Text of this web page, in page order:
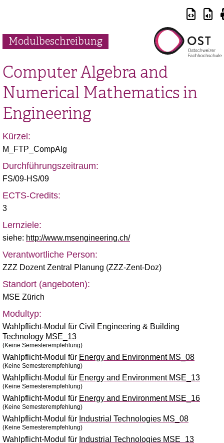
Modulbeschreibung
Computer Algebra and
Numerical Mathematics in
Engineering
Kürzel:
M_FTP_CompAlg
Durchführungszeitraum:
FS/09-HS/09
ECTS-Credits:
3
Lernziele:
siehe: http://www.msengineering.ch/
Verantwortliche Person:
ZZZ Dozent Zentral Planung (ZZZ-Zent-Doz)
Standort (angeboten):
MSE Zürich
Modultyp:
Wahlpflicht-Modul für Civil Engineering & Building
Technology MSE_13
(Keine Semesterempfehlung)
Wahlpflicht-Modul für Energy and Environment MS_08
(Keine Semesterempfehlung)
Wahlpflicht-Modul für Energy and Environment MSE_13
(Keine Semesterempfehlung)
Wahlpflicht-Modul für Energy and Environment MSE_16
(Keine Semesterempfehlung)
Wahlpflicht-Modul für Industrial Technologies MS_08
(Keine Semesterempfehlung)
Wahlpflicht-Modul für Industrial Technologies MSE_13